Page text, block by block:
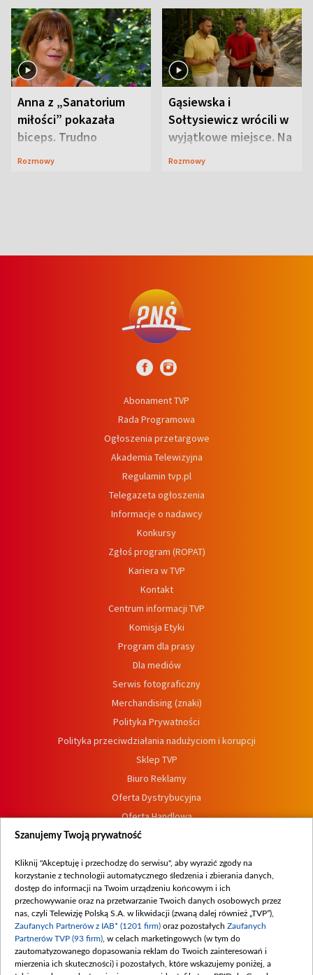
Anna z „Sanatorium
miłości” pokazała
biceps. Trudno
uwierzyć, co przeszła
Rozmowy
Gąsiewska i
Sołtysiewicz wrócili w
wyjątkowe miejsce. Na
szlaku czekał
Rozmowy
Abonament TVP
Rada Programowa
Ogłoszenia przetargowe
Akademia Telewizyjna
Regulamin tvp.pl
Telegazeta ogłoszenia
Informacje o nadawcy
Konkursy
Zgłoś program (ROPAT)
Kariera w TVP
Kontakt
Centrum informacji TVP
Komisja Etyki
Program dla prasy
Dla mediów
Serwis fotograficzny
Merchandising (znaki)
Polityka Prywatności
Polityka przeciwdziałania nadużyciom i korupcji
Sklep TVP
Biuro Reklamy
Oferta Dystrybucyjna
Oferta Handlowa
Dostępność
Procedura zgłoszeń wewnętrznych
Szanujemy Twoją prywatność
Kliknij "Akceptuję i przechodzę do serwisu", aby wyrazić zgody na
korzystanie z technologii automatycznego śledzenia i zbierania danych,
dostęp do informacji na Twoim urządzeniu końcowym i ich
przechowywanie oraz na przetwarzanie Twoich danych osobowych przez
nas, czyli Telewizję Polską S.A. w likwidacji (zwaną dalej również „TVP”),
Zaufanych Partnerów z IAB* (1201 firm) oraz pozostałych Zaufanych
Partnerów TVP (93 firm) , w celach marketingowych (w tym do
zautomatyzowanego dopasowania reklam do Twoich zainteresowań i
mierzenia ich skuteczności) i pozostałych, które wskazujemy poniżej, a